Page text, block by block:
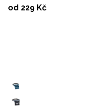
od 229 KčVybrat variantu